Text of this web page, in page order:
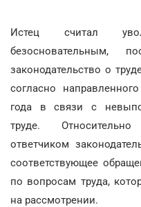
Истец считал
безосновательным,
законодательство о
согласно
года в связи с
труде.
ответчиком
соответствующее
по вопросам труда,
на рассмотрении.